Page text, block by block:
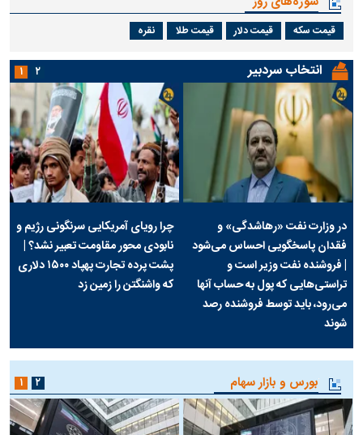
قیمت سکه قیمت دلار قیمت طلا نقره
انتخاب سردبیر
در وزارت نفت «رهاشدگی» و
فقدان پاسخگویی احساس می‌شود
| فروشنده نفت وزیر است و
تراستی‌هایی که پول به حساب آنها
می‌رود، باید توسط فروشنده رصد
شوند
چرا رویای آمریکایی سرنگونی رژیم و
نابودی محور مقاومت تعبیر نشد؟ |
پشت پرده تجارت پهپاد‌ ۱۵۰۰ دلاری
که واشنگتن را زمین زد
۱ ۲
بورس و بازار سهام ۱ ۲